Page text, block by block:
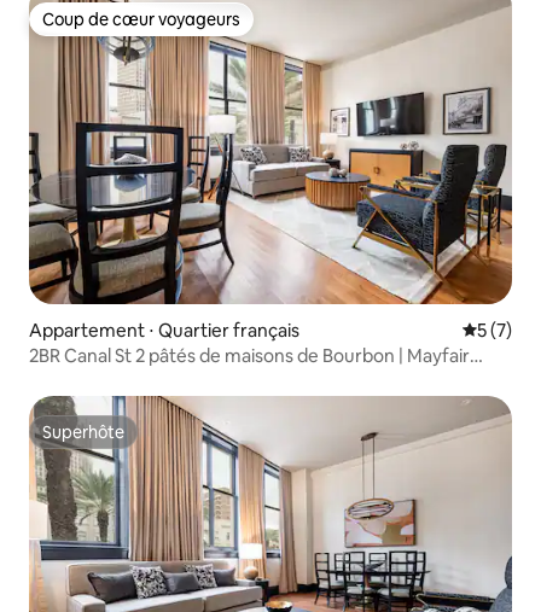
Coup de cœur voyageurs
Coup de cœur voyageurs
Appartement ⋅ Quartier français
5 (7)
2BR Canal St 2 pâtés de maisons de Bourbon | Mayfair
Superhôte
Superhôte